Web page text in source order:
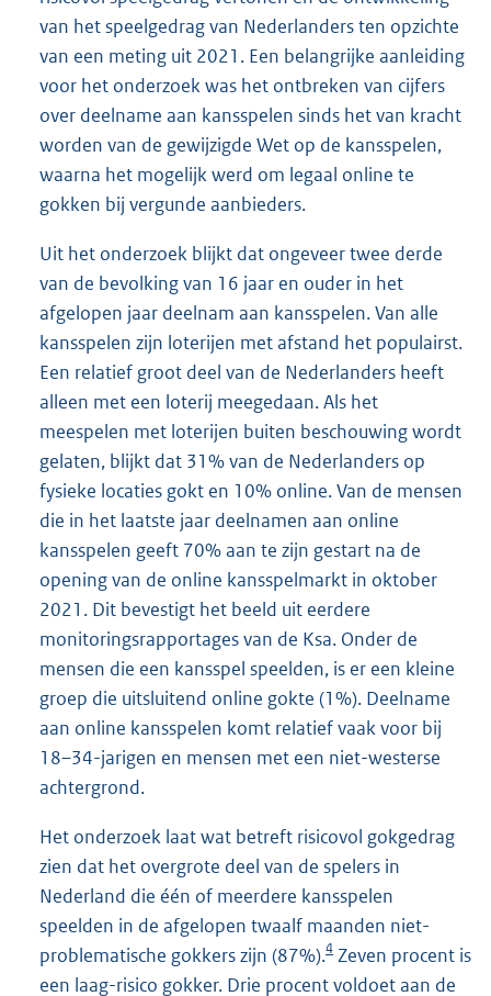
van het speelgedrag van Nederlanders ten opzichte
van een meting uit 2021. Een belangrijke aanleiding
voor het onderzoek was het ontbreken van cijfers
over deelname aan kansspelen sinds het van kracht
worden van de gewijzigde Wet op de kansspelen,
waarna het mogelijk werd om legaal online te
gokken bij vergunde aanbieders.
Uit het onderzoek blijkt dat ongeveer twee derde
van de bevolking van 16 jaar en ouder in het
afgelopen jaar deelnam aan kansspelen. Van alle
kansspelen zijn loterijen met afstand het populairst.
Een relatief groot deel van de Nederlanders heeft
alleen met een loterij meegedaan. Als het
meespelen met loterijen buiten beschouwing wordt
gelaten, blijkt dat 31% van de Nederlanders op
fysieke locaties gokt en 10% online. Van de mensen
die in het laatste jaar deelnamen aan online
kansspelen geeft 70% aan te zijn gestart na de
opening van de online kansspelmarkt in oktober
2021. Dit bevestigt het beeld uit eerdere
monitoringsrapportages van de Ksa. Onder de
mensen die een kansspel speelden, is er een kleine
groep die uitsluitend online gokte (1%). Deelname
aan online kansspelen komt relatief vaak voor bij
18–34-jarigen en mensen met een niet-westerse
achtergrond.
Het onderzoek laat wat betreft risicovol gokgedrag
zien dat het overgrote deel van de spelers in
Nederland die één of meerdere kansspelen
speelden in de afgelopen twaalf maanden niet-
problematische gokkers zijn (87%).4 Zeven procent is
een laag-risico gokker. Drie procent voldoet aan de